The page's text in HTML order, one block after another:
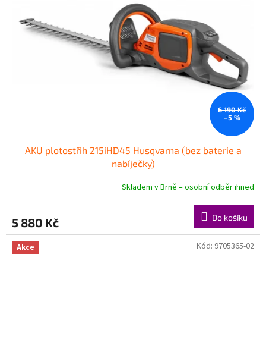
6 190 Kč
–5 %
AKU plotostřih 215iHD45 Husqvarna (bez baterie a
nabíječky)
je
5,0
5
Skladem v Brně – osobní odběr ihned
5 880 Kč Do košíku
Akce Kód: 9705365-02